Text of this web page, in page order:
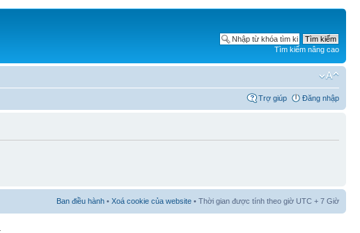
Tìm kiếm nâng cao
Trợ giúp Đăng nhập
Ban điều hành • Xoá cookie của website • Thời gian được tính theo giờ UTC + 7 Giờ